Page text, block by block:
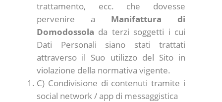
trattamento, ecc. che dovesse
pervenire a Manifattura di
Domodossola da terzi soggetti i cui
Dati Personali siano stati trattati
attraverso il Suo utilizzo del Sito in
violazione della normativa vigente.
C) Condivisione di contenuti tramite i
social network / app di messaggistica